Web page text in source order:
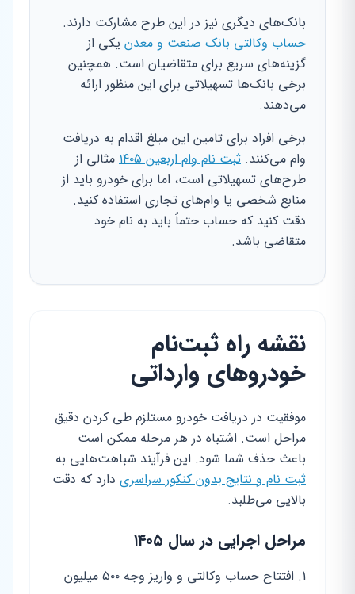
بانک‌های دیگری نیز در این طرح مشارکت دارند.
حساب وکالتی بانک صنعت و معدن یکی از
گزینه‌های سریع برای متقاضیان است. همچنین
برخی بانک‌ها تسهیلاتی برای این منظور ارائه
می‌دهند.
برخی افراد برای تامین این مبلغ اقدام به دریافت
وام می‌کنند. ثبت نام وام اربعین ۱۴۰۵
مثالی از
طرح‌های تسهیلاتی است، اما برای خودرو باید از
منابع شخصی یا وام‌های تجاری استفاده کنید.
دقت کنید که حساب حتماً باید به نام خود
متقاضی باشد.
نقشه راه ثبت‌نام
خودروهای وارداتی
موفقیت در دریافت خودرو مستلزم طی کردن دقیق
مراحل است. اشتباه در هر مرحله ممکن است
باعث حذف شما شود. این فرآیند شباهت‌هایی به
ثبت نام و نتایج بدون کنکور سراسری دارد که دقت
بالایی می‌طلبد.
مراحل اجرایی در سال ۱۴۰۵
افتتاح حساب وکالتی و واریز وجه ۵۰۰ میلیون